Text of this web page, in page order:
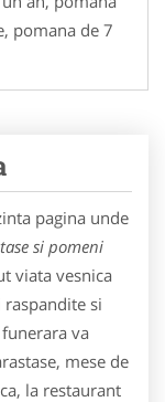
pomana de 7
pagina unde
si pomeni
viata vesnica
si
va
mese de
la restaurant